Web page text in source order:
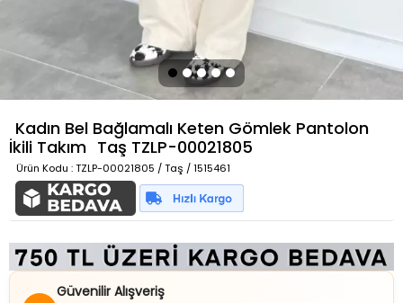
Kadın Bel Bağlamalı Keten Gömlek Pantolon
İkili Takım Taş TZLP-00021805
Ürün Kodu : TZLP-00021805 / Taş / 1515461
Güvenilir Alışveriş
Ürününüzü teslim aldıktan sonra